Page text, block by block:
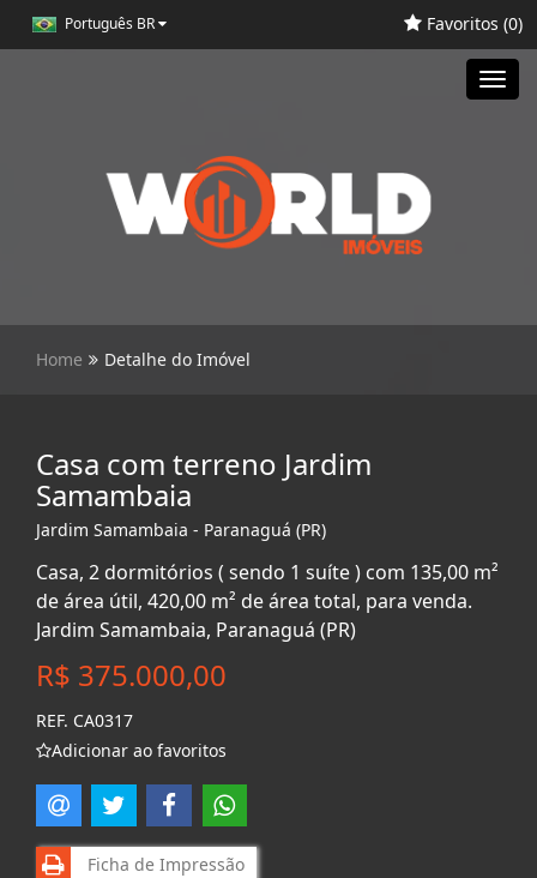
Português BR Favoritos (0)
Home Detalhe do Imóvel
Casa com terreno Jardim
Samambaia
Jardim Samambaia - Paranaguá (PR)
Casa, 2 dormitórios ( sendo 1 suíte ) com 135,00 m²
de área útil, 420,00 m² de área total, para venda.
Jardim Samambaia, Paranaguá (PR)
R$ 375.000,00
REF. CA0317
Adicionar ao favoritos
Ficha de Impressão